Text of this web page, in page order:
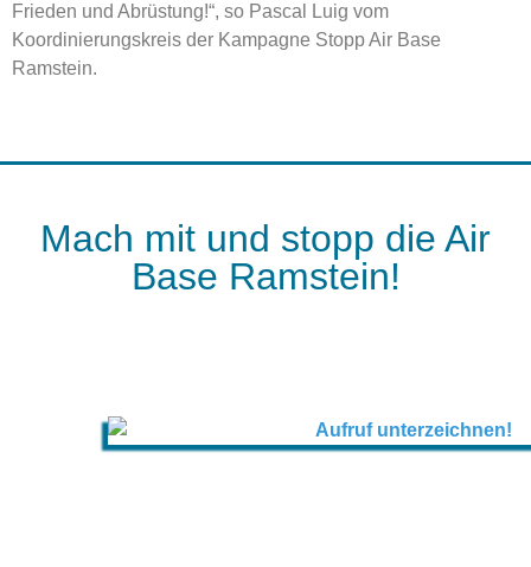
Frieden und Abrüstung!“, so Pascal Luig vom
Koordinierungskreis der Kampagne Stopp Air Base
Ramstein.
Mach mit und stopp die Air
Base Ramstein!